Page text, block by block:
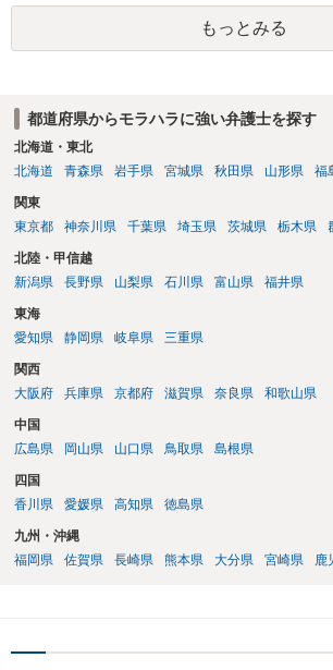
を進める選択を採らざるを得ないことが圧倒的
もっとみる
都道府県からモラハラに強い弁護士を探す
北海道・東北
北海道
青森県 岩手県 宮城県 秋田県 山形県 福
関東
東京都
神奈川県 千葉県 埼玉県 茨城県 栃木県
北陸・甲信越
新潟県
長野県 山梨県 石川県 富山県 福井県
東海
愛知県
静岡県 岐阜県 三重県
関西
大阪府
兵庫県 京都府 滋賀県 奈良県 和歌山県
中国
広島県
岡山県 山口県 鳥取県 島根県
四国
香川県
愛媛県 高知県 徳島県
九州・沖縄
福岡県
佐賀県 長崎県 熊本県 大分県 宮崎県 鹿